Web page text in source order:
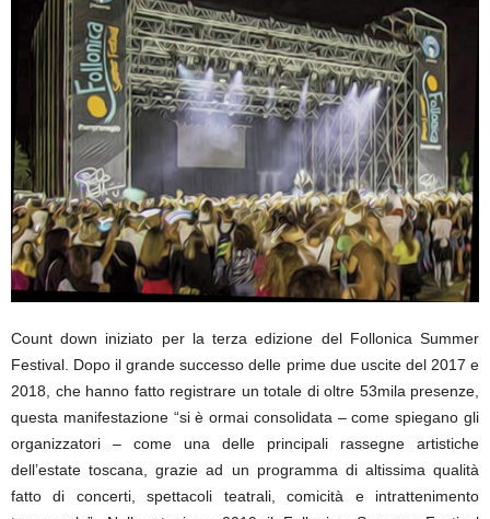
Count down iniziato per la terza edizione del Follonica Summer
Festival. Dopo il grande successo delle prime due uscite del 2017 e
2018, che hanno fatto registrare un totale di oltre 53mila presenze,
questa manifestazione “si è ormai consolidata – come spiegano gli
organizzatori – come una delle principali rassegne artistiche
dell’estate toscana, grazie ad un programma di altissima qualità
fatto di concerti, spettacoli teatrali, comicità e intrattenimento